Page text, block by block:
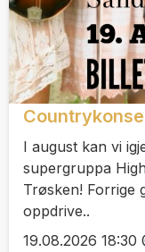
I august kan vi
supergruppa
Trøsken! Forrige
oppdrive..
19.08.2026 18:30